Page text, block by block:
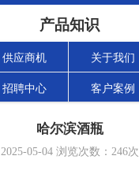
产品知识
供应商机 关于我们
招聘中心 客户案例
哈尔滨酒瓶
2025-05-04浏览次数： 246次